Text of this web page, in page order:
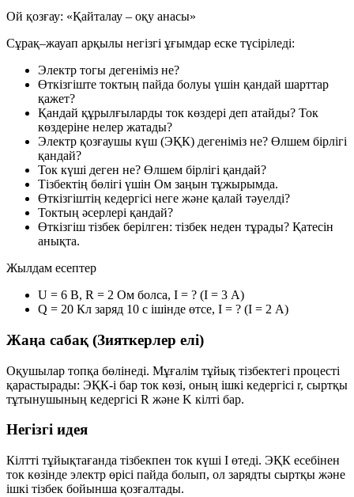
Ой қозғау: «Қайталау – оқу анасы»
Сұрақ–жауап арқылы негізгі ұғымдар еске түсіріледі:
Электр тогы дегеніміз не?
Өткізгіште токтың пайда болуы үшін қандай шарттар
қажет?
Қандай құрылғыларды ток көздері деп атайды? Ток
көздеріне нелер жатады?
Электр қозғаушы күш (ЭҚК) дегеніміз не? Өлшем бірлігі
қандай?
Ток күші деген не? Өлшем бірлігі қандай?
Тізбектің бөлігі үшін Ом заңын тұжырымда.
Өткізгіштің кедергісі неге және қалай тәуелді?
Токтың әсерлері қандай?
Өткізгіш тізбек берілген: тізбек неден тұрады? Қатесін
анықта.
Жылдам есептер
U = 6 В, R = 2 Ом болса, I = ? (I = 3 А)
Q = 20 Кл заряд 10 с ішінде өтсе, I = ? (I = 2 А)
Жаңа сабақ (Зияткерлер елі)
Оқушылар топқа бөлінеді. Мұғалім тұйық тізбектегі процесті
қарастырады: ЭҚК-і бар ток көзі, оның ішкі кедергісі r, сыртқы
тұтынушының кедергісі R және K кілті бар.
Негізгі идея
Кілтті тұйықтағанда тізбекпен ток күші I өтеді. ЭҚК есебінен
ток көзінде электр өрісі пайда болып, ол зарядты сыртқы және
ішкі тізбек бойынша қозғалтады.